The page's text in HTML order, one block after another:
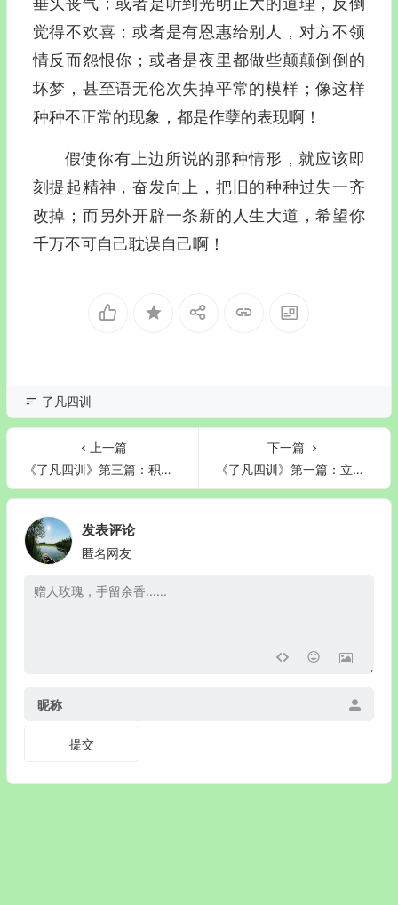
觉得不欢喜；或者是有恩惠给别人，对方不领
情反而怨恨你；或者是夜里都做些颠颠倒倒的
坏梦，甚至语无伦次失掉平常的模样；像这样
种种不正常的现象，都是作孽的表现啊！
假使你有上边所说的那种情形，就应该即
刻提起精神，奋发向上，把旧的种种过失一齐
改掉；而另外开辟一条新的人生大道，希望你
千万不可自己耽误自己啊！
了凡四训
上一篇
《了凡四训》第三篇：积善之方(白话文)
下一篇
《了凡四训》第一篇：立命之学(白话文)
发表评论
匿名网友
昵称